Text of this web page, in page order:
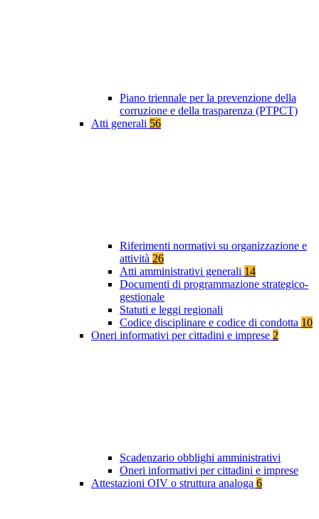
Piano triennale per la prevenzione della
corruzione e della trasparenza (PTPCT)
Atti generali 56
Riferimenti normativi su organizzazione e
attività 26
Atti amministrativi generali 14
Documenti di programmazione strategico-
gestionale
Statuti e leggi regionali
Codice disciplinare e codice di condotta 10
Oneri informativi per cittadini e imprese 2
Scadenzario obblighi amministrativi
Oneri informativi per cittadini e imprese
Attestazioni OIV o struttura analoga 6